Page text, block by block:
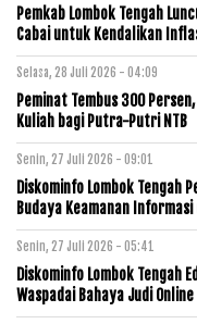
Pemkab Lombok Tengah
Cabai untuk Kendalikan
Selasa, 28 Juli 2026 - 04:09
Peminat Tembus 300
Kuliah bagi Putra-Putri NTB
Senin, 27 Juli 2026 - 09:01
Diskominfo Lombok Tengah
Budaya Keamanan
Senin, 27 Juli 2026 - 05:41
Diskominfo Lombok Tengah
Waspadai Bahaya Judi